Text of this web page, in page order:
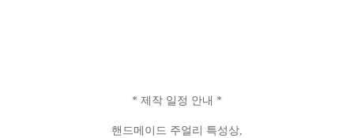
* 제작 일정 안내 *
핸드메이드 주얼리 특성상,